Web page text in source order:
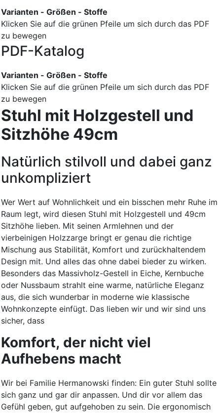
Varianten - Größen - Stoffe
Klicken Sie auf die grünen Pfeile um sich durch das PDF
zu bewegen
PDF-Katalog
Varianten - Größen - Stoffe
Klicken Sie auf die grünen Pfeile um sich durch das PDF
zu bewegen
Stuhl mit Holzgestell und
Sitzhöhe 49cm
Natürlich stilvoll und dabei ganz
unkompliziert
Wer Wert auf Wohnlichkeit und ein bisschen mehr Ruhe im
Raum legt, wird diesen Stuhl mit Holzgestell und 49cm
Sitzhöhe lieben. Mit seinen Armlehnen und der
vierbeinigen Holzzarge bringt er genau die richtige
Mischung aus Stabilität, Komfort und zurückhaltendem
Design mit. Und alles das ohne dabei bieder zu wirken.
Besonders das Massivholz-Gestell in Eiche, Kernbuche
oder Nussbaum strahlt eine warme, natürliche Eleganz
aus, die sich wunderbar in moderne wie klassische
Wohnkonzepte einfügt. Das lieben wir und wir sind uns
sicher, dass
Komfort, der nicht viel
Aufhebens macht
Wir bei Familie Hermanowski finden: Ein guter Stuhl sollte
sich ganz und gar dir anpassen. Und dir vor allem das
Gefühl geben, gut aufgehoben zu sein. Die ergonomisch